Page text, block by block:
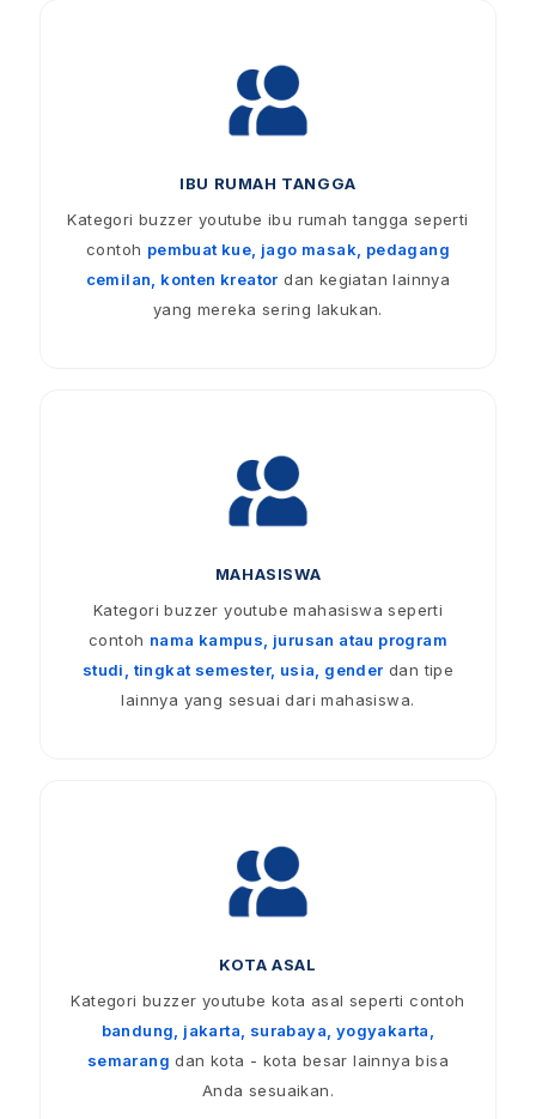
IBU RUMAH TANGGA
Kategori buzzer youtube ibu rumah tangga seperti
contoh pembuat kue, jago masak, pedagang
cemilan, konten kreator dan kegiatan lainnya
yang mereka sering lakukan.
MAHASISWA
Kategori buzzer youtube mahasiswa seperti
contoh nama kampus, jurusan atau program
studi, tingkat semester, usia, gender dan tipe
lainnya yang sesuai dari mahasiswa.
KOTA ASAL
Kategori buzzer youtube kota asal seperti contoh
bandung, jakarta, surabaya, yogyakarta,
semarang dan kota - kota besar lainnya bisa
Anda sesuaikan.